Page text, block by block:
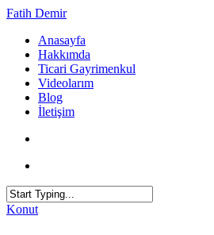
Fatih Demir
Anasayfa
Hakkımda
Ticari Gayrimenkul
Videolarım
Blog
İletişim
Konut